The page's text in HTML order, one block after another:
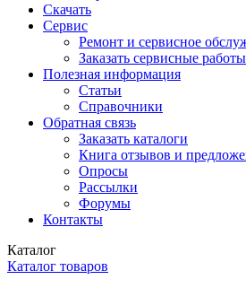
Скачать
Сервис
Ремонт и сервисное
Заказать сервисные работы
Полезная информация
Статьи
Справочники
Обратная связь
Заказать каталоги
Книга отзывов и
Опросы
Рассылки
Форумы
Контакты
Каталог
Каталог товаров